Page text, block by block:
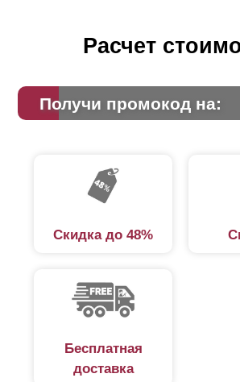
Расчет
Получи промокод на:
Скидка до 48%
Бесплатная
доставка